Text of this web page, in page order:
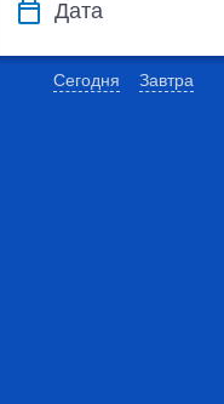
Дата
Сегодня Завтра